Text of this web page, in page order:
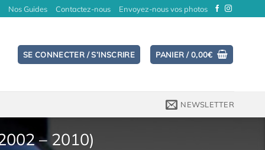
Nos Guides Contactez-nous Envoyez-nous vos photos
SE CONNECTER / S’INSCRIRE PANIER /0,00€
NEWSLETTER
– 2010)